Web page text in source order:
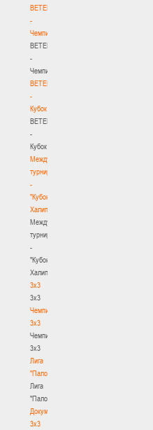
BETERA
-
Чемпионат
BETERA
-
Чемпионат
BETERA
-
Кубок
BETERA
-
Кубок
Международный
турнир
-
"Кубок
Халипского"
Международный
турнир
-
"Кубок
Халипского"
3x3
3x3
Чемпионат
3х3
Чемпионат
3х3
Лига
"Палова"
Лига
"Палова"
Документы
3х3